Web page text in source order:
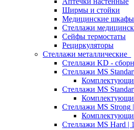
Ширмы и стойки
Медицинские
Стеллажи
Сейфы термостаты
Рециркуляторы
Стеллажи металлические
Стеллажи KD -
Стеллажи MS
Стеллажи MS
Стеллажи MS Strong
Стеллажи MS Hard |